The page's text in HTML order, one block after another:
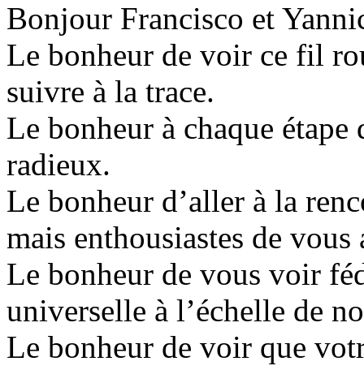
Bonjour Francisco et
Le bonheur de voir ce fil
suivre à la trace.
Le bonheur à chaque
radieux.
Le bonheur d’aller à la
mais enthousiastes de
Le bonheur de vous voir
universelle à l’échelle de
Le bonheur de voir que